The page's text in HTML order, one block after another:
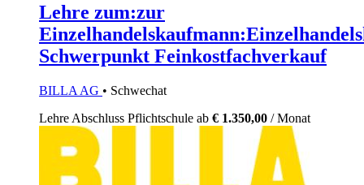
Lehre zum:zur
Schwerpunkt Feinkostfachverkauf
BILLA AG • Schwechat
Lehre Abschluss Pflichtschule ab € 1.350,00 / Monat